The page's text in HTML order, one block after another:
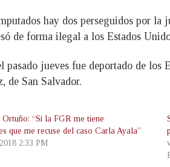
hay dos perseguidos por
de forma ilegal a los Estados
pasado jueves fue deportado de
de San Salvador.
“Si la FGR me tiene
que me recuse del caso Carla Ayala”
2:33 PM